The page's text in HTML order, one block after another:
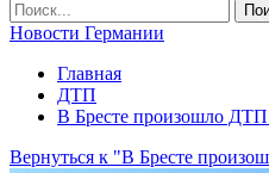
Новости Германии
Главная
ДТП
В Бресте произошло ДТП
Вернуться к "В Бресте